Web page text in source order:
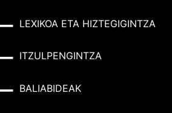
LEXIKOA ETA HIZTEGIGINTZA
ITZULPENGINTZA
BALIABIDEAK